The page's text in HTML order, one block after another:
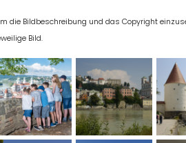
die Bildbeschreibung und das Copyright
Bild.